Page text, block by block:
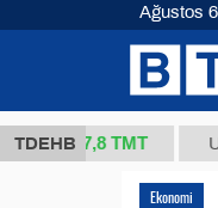
TDEHB
37,8 ТМТ
Ekonomi
Ağustos